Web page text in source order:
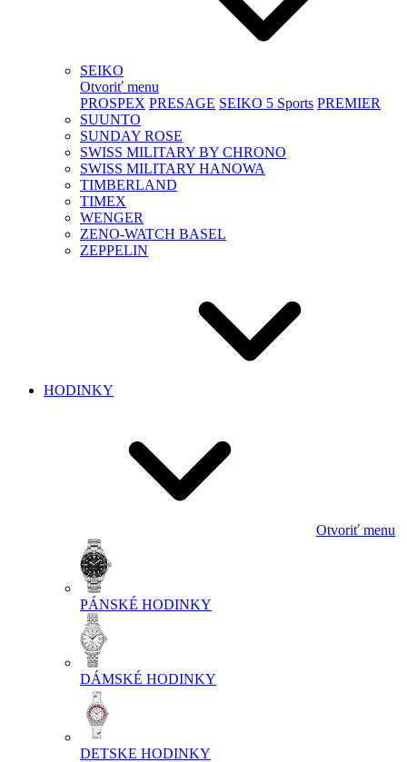
SEIKO
Otvoriť menu
PROSPEX PRESAGE SEIKO 5 Sports PREMIER
SUUNTO
SUNDAY ROSE
SWISS MILITARY BY CHRONO
SWISS MILITARY HANOWA
TIMBERLAND
TIMEX
WENGER
ZENO-WATCH BASEL
ZEPPELIN
HODINKY
Otvoriť menu
PÁNSKÉ HODINKY
DÁMSKÉ HODINKY
DETSKE HODINKY